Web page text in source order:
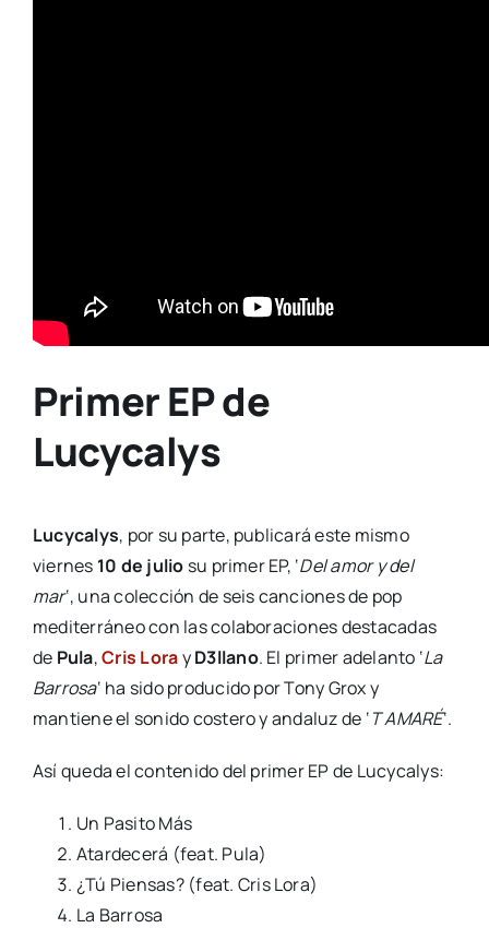
Primer EP de
Lucycalys
Lucycalys, por su parte, publicará este mismo
viernes 10 de julio su primer EP, ‘Del amor y del
mar‘, una colección de seis canciones de pop
mediterráneo con las colaboraciones destacadas
de Pula,Cris LorayD3llano. El primer adelanto ‘La
Barrosa‘ ha sido producido por Tony Grox y
mantiene el sonido costero y andaluz de ‘T AMARÉ‘.
Así queda el contenido del primer EP de Lucycalys:
Un Pasito Más
Atardecerá (feat. Pula)
¿Tú Piensas? (feat. Cris Lora)
La Barrosa